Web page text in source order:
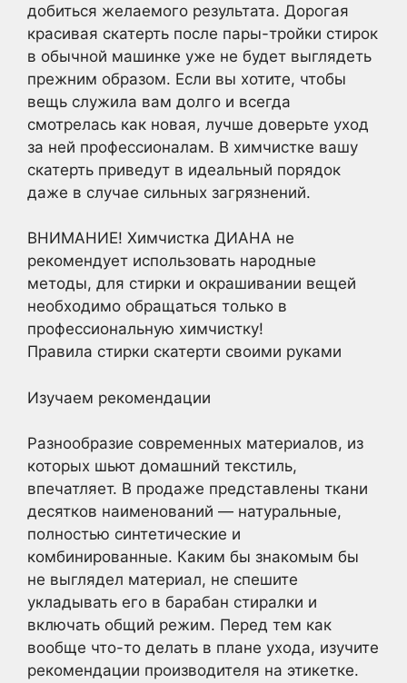
добиться желаемого результата. Дорогая
красивая скатерть после пары-тройки стирок
в обычной машинке уже не будет выглядеть
прежним образом. Если вы хотите, чтобы
вещь служила вам долго и всегда
смотрелась как новая, лучше доверьте уход
за ней профессионалам. В химчистке вашу
скатерть приведут в идеальный порядок
даже в случае сильных загрязнений.
ВНИМАНИЕ! Химчистка ДИАНА не
рекомендует использовать народные
методы, для стирки и окрашивании вещей
необходимо обращаться только в
профессиональную химчистку!
Правила стирки скатерти своими руками
Изучаем рекомендации
Разнообразие современных материалов, из
которых шьют домашний текстиль,
впечатляет. В продаже представлены ткани
десятков наименований — натуральные,
полностью синтетические и
комбинированные. Каким бы знакомым бы
не выглядел материал, не спешите
укладывать его в барабан стиралки и
включать общий режим. Перед тем как
вообще что-то делать в плане ухода, изучите
рекомендации производителя на этикетке.